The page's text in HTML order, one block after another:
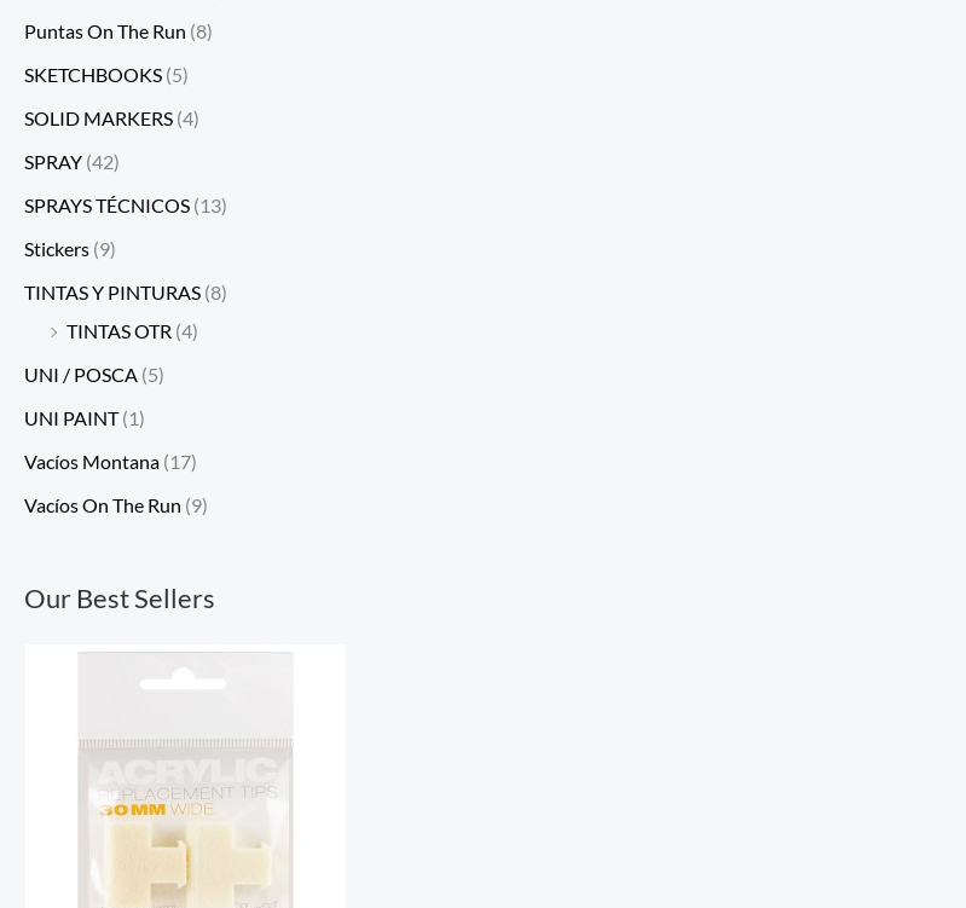
Puntas On The Run (8)
SKETCHBOOKS (5)
SOLID MARKERS (4)
SPRAY (42)
SPRAYS TÉCNICOS (13)
Stickers (9)
TINTAS Y PINTURAS (8)
TINTAS OTR (4)
UNI / POSCA (5)
UNI PAINT (1)
Vacíos Montana (17)
Vacíos On The Run (9)
Our Best Sellers